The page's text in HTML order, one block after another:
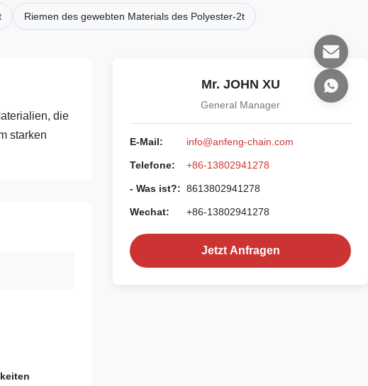
Riemen des gewebten Materials des Polyester-2t
die
starken
Mr. JOHN XU
General Manager
E-Mail: info@anfeng-chain.com
Telefone: +86-13802941278
- Was ist?: 8613802941278
Wechat: +86-13802941278
Jetzt Anfragen